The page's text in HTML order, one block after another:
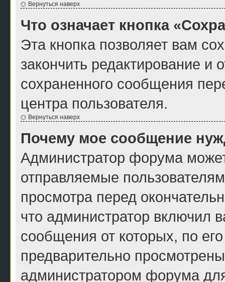
Вернуться наверх
Что означает кнопка
Эта кнопка позволяет вам
закончить редактирование и
сохраненного сообщения
центра пользователя.
Вернуться наверх
Почему мое сообщение
Администратор форума
отправляемые
просмотра перед
что администратор включил
сообщения от которых, по
предварительно
администратором форума